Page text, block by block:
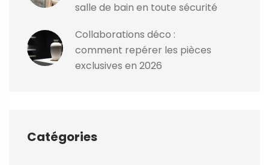
salle de bain en toute sécurité
Collaborations déco :
comment repérer les pièces
exclusives en 2026
Catégories